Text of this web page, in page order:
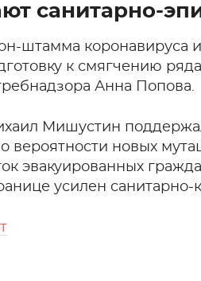
санитарно-
штамма коронавируса
к смягчению
Анна Попова.
Мишустин
вероятности новых
эвакуированных
усилен санитарно-